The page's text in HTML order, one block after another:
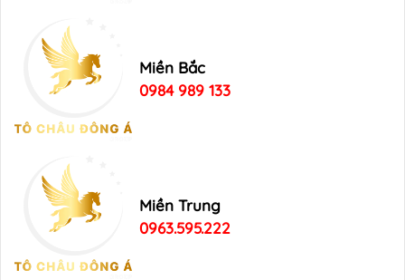
Miền Bắc
0984 989 133
Miền Trung
0963.595.222